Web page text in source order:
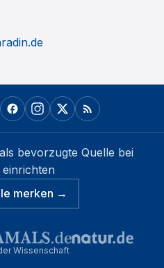
als bevorzugte Quelle bei
einrichten
merken →
Wissenschaft